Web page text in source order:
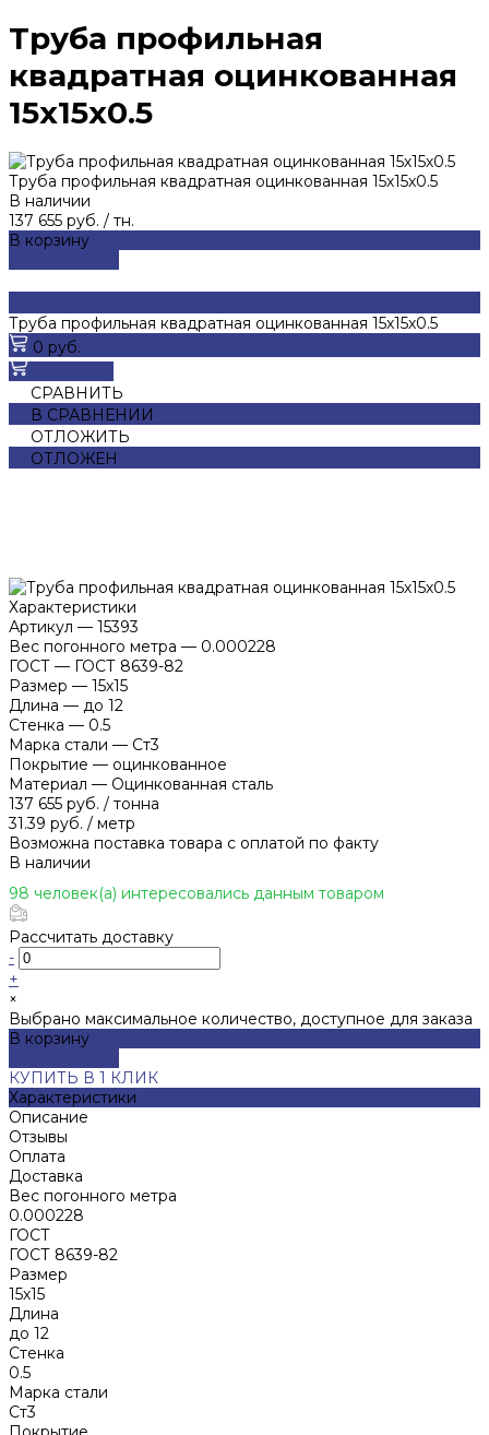
Труба профильная
квадратная оцинкованная
15х15х0.5
Труба профильная квадратная оцинкованная 15х15х0.5
В наличии
137 655 руб. / тн.
В корзину
Труба профильная квадратная оцинкованная 15х15х0.5
0 руб.
СРАВНИТЬ
В СРАВНЕНИИ
ОТЛОЖИТЬ
ОТЛОЖЕН
Характеристики
Артикул — 15393
Вес погонного метра — 0.000228
ГОСТ — ГОСТ 8639-82
Размер — 15х15
Длина — до 12
Стенка — 0.5
Марка стали — Ст3
Покрытие — оцинкованное
Материал — Оцинкованная сталь
137 655 руб. / тонна
31.39 руб. / метр
Возможна поставка товара с оплатой по факту
В наличии
98 человек(а) интересовались данным товаром
Рассчитать доставку
-
+
×
Выбрано максимальное количество, доступное для заказа
В корзину
КУПИТЬ В 1 КЛИК
Характеристики
Описание
Отзывы
Оплата
Доставка
Вес погонного метра
0.000228
ГОСТ
ГОСТ 8639-82
Размер
15х15
Длина
до 12
Стенка
0.5
Марка стали
Ст3